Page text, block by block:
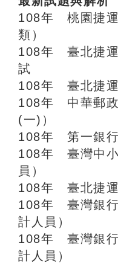
108年 桃園捷
類）
108年 臺北捷運
試
108年 臺北捷
108年 中華郵政
(一)）
108年 第一銀行
108年 臺灣中小
員）
108年 臺北捷運
108年 臺灣銀行
計人員）
108年 臺灣銀行
計人員）